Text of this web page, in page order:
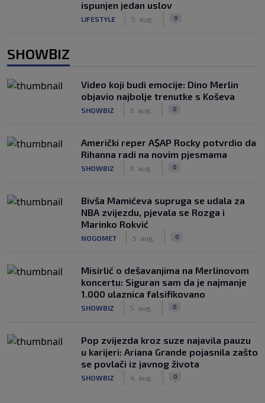
ispunjen jedan uslov
LIFESTYLE 5. aug. 0
SHOWBIZ
Video koji budi emocije: Dino Merlin
objavio najbolje trenutke s Koševa
SHOWBIZ 6. aug. 0
Američki reper A$AP Rocky potvrdio da
Rihanna radi na novim pjesmama
SHOWBIZ 6. aug. 0
Bivša Mamićeva supruga se udala za
NBA zvijezdu, pjevala se Rozga i
Marinko Rokvić
NOGOMET 5. aug. 0
Misirlić o dešavanjima na Merlinovom
koncertu: Siguran sam da je najmanje
1.000 ulaznica falsifikovano
SHOWBIZ 5. aug. 0
Pop zvijezda kroz suze najavila pauzu
u karijeri: Ariana Grande pojasnila zašto
se povlači iz javnog života
SHOWBIZ 4. aug. 0